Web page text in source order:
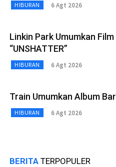
HIBURAN 6 Agt 2026
Linkin Park Umumkan
“UNSHATTER”
HIBURAN 6 Agt 2026
Train Umumkan Album
HIBURAN 6 Agt 2026
BERITA TERPOPULER